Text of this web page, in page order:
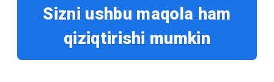
Sizni ushbu maqola ham
qiziqtirishi mumkin